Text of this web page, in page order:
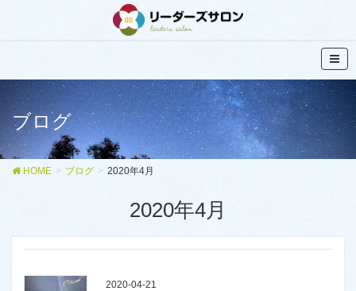
ブログ
HOME ブログ 2020年4月
2020年4月
2020-04-21